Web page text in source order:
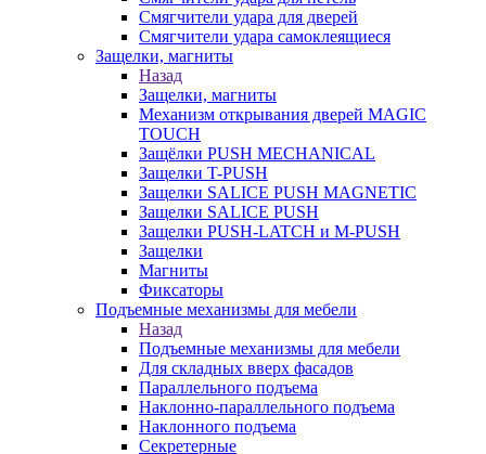
Смягчители удара для дверей
Cмягчители удара самоклеящиеся
Защелки, магниты
Назад
Защелки, магниты
Механизм открывания дверей MAGIC
TOUCH
Защёлки PUSH MECHANICAL
Защелки T-PUSH
Защелки SALICE PUSH MAGNETIC
Защелки SALICE PUSH
Защелки PUSH-LATCH и M-PUSH
Защелки
Магниты
Фиксаторы
Подъемные механизмы для мебели
Назад
Подъемные механизмы для мебели
Для складных вверх фасадов
Параллельного подъема
Наклонно-параллельного подъема
Наклонного подъема
Секретерные